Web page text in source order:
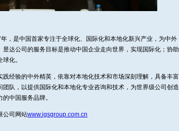
，是中国首家专注于全球化、国际化和本地化新兴产业，为中外
达公司的服务目标是推动中国企业走向世界，实现国际化；协助
化。
经验的中外精英，依靠对本地化技术和市场深刻理解，具备丰富
队，以提供国际化和本地化专业咨询和技术，为世界级公司创造
中国服务品牌。
公司网站www.igsgroup.com.cn